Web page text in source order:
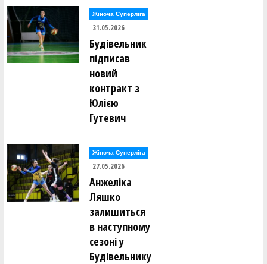
Жіноча Суперліга
31.05.2026
Будівельник
підписав
новий
контракт з
Юлією
Гутевич
Жіноча Суперліга
27.05.2026
Анжеліка
Ляшко
залишиться
в наступному
сезоні у
Будівельнику